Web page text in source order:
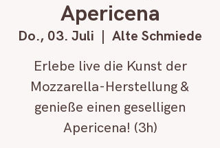
Apericena
Do., 03. Juli
Alte Schmiede
Erlebe live die Kunst der
Mozzarella-Herstellung &
genieße einen geselligen
Apericena! (3h)